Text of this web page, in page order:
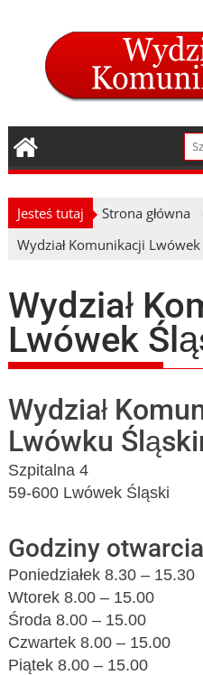
Jesteś tutaj Strona główna
Wydział Komunikacji Lwówek
Wydział
Lwówek
Wydział
Lwówku
Szpitalna 4
59-600 Lwówek Śląski
Godziny otwarcia
Poniedziałek 8.30 – 15.30
Wtorek 8.00 – 15.00
Środa 8.00 – 15.00
Czwartek 8.00 – 15.00
Piątek 8.00 – 15.00